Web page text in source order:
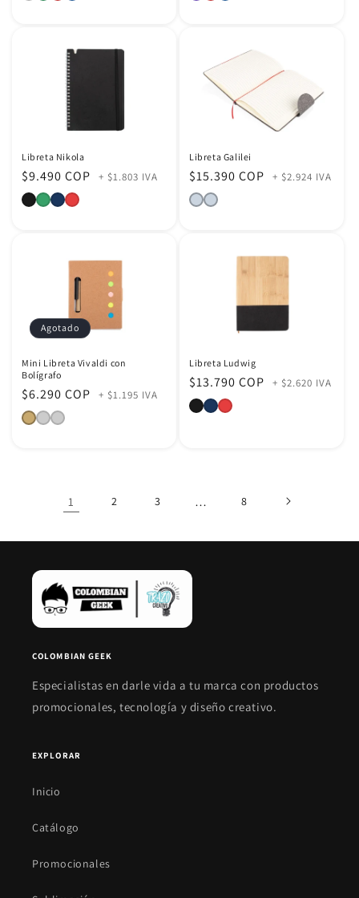
Libreta Nikola
Precio
habitual
$9.490 COP + $1.803 IVA
Libreta Galilei
Precio
habitual
$15.390 COP + $2.924 IVA
Agotado
Mini Libreta Vivaldi con
Bolígrafo
Precio
habitual
$6.290 COP + $1.195 IVA
Libreta Ludwig
Precio
habitual
$13.790 COP + $2.620 IVA
1 2 3 … 8
COLOMBIAN GEEK
Especialistas en darle vida a tu marca con productos
promocionales, tecnología y diseño creativo.
EXPLORAR
Inicio
Catálogo
Promocionales